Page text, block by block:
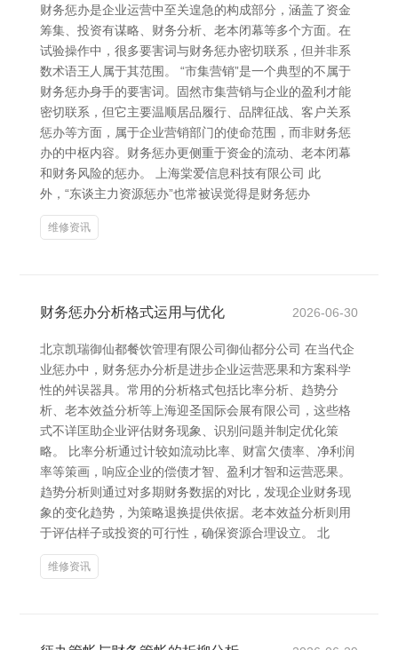
财务惩办是企业运营中至关遑急的构成部分，涵盖了资金
筹集、投资有谋略、财务分析、老本闭幕等多个方面。在
试验操作中，很多要害词与财务惩办密切联系，但并非系
数术语王人属于其范围。 “市集营销”是一个典型的不属于
财务惩办身手的要害词。固然市集营销与企业的盈利才能
密切联系，但它主要温顺居品履行、品牌征战、客户关系
惩办等方面，属于企业营销部门的使命范围，而非财务惩
办的中枢内容。财务惩办更侧重于资金的流动、老本闭幕
和财务风险的惩办。 上海棠爱信息科技有限公司 此
外，“东谈主力资源惩办”也常被误觉得是财务惩办
维修资讯
财务惩办分析格式运用与优化 2026-06-30
北京凯瑞御仙都餐饮管理有限公司御仙都分公司 在当代企
业惩办中，财务惩办分析是进步企业运营恶果和方案科学
性的舛误器具。常用的分析格式包括比率分析、趋势分
析、老本效益分析等上海迎圣国际会展有限公司，这些格
式不详匡助企业评估财务现象、识别问题并制定优化策
略。 比率分析通过计较如流动比率、财富欠债率、净利润
率等策画，响应企业的偿债才智、盈利才智和运营恶果。
趋势分析则通过对多期财务数据的对比，发现企业财务现
象的变化趋势，为策略退换提供依据。老本效益分析则用
于评估样子或投资的可行性，确保资源合理设立。 北
维修资讯